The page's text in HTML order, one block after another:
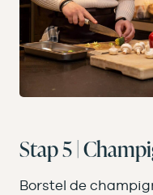
Stap 5 |
Borstel de